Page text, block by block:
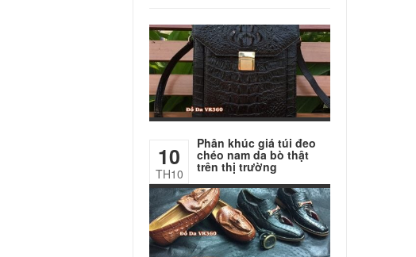
10
TH10
Phân khúc giá túi đeo
chéo nam da bò thật
trên thị trường